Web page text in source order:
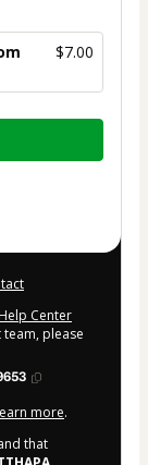
$7.00
Center
please
more.
that